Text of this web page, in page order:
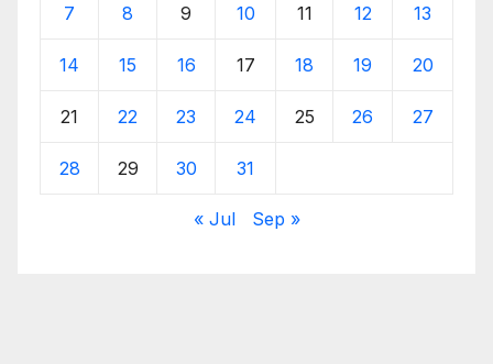
7 8 9 10 11 12 13
14 15 16 17 18 19 20
21 22 23 24 25 26 27
28 29 30 31
« Jul Sep »